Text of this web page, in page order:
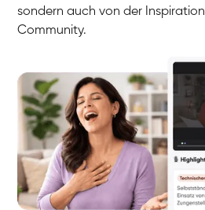
sondern auch von der
Community.